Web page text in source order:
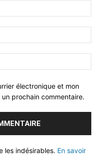
électronique et mon
prochain commentaire.
les indésirables. En savoir